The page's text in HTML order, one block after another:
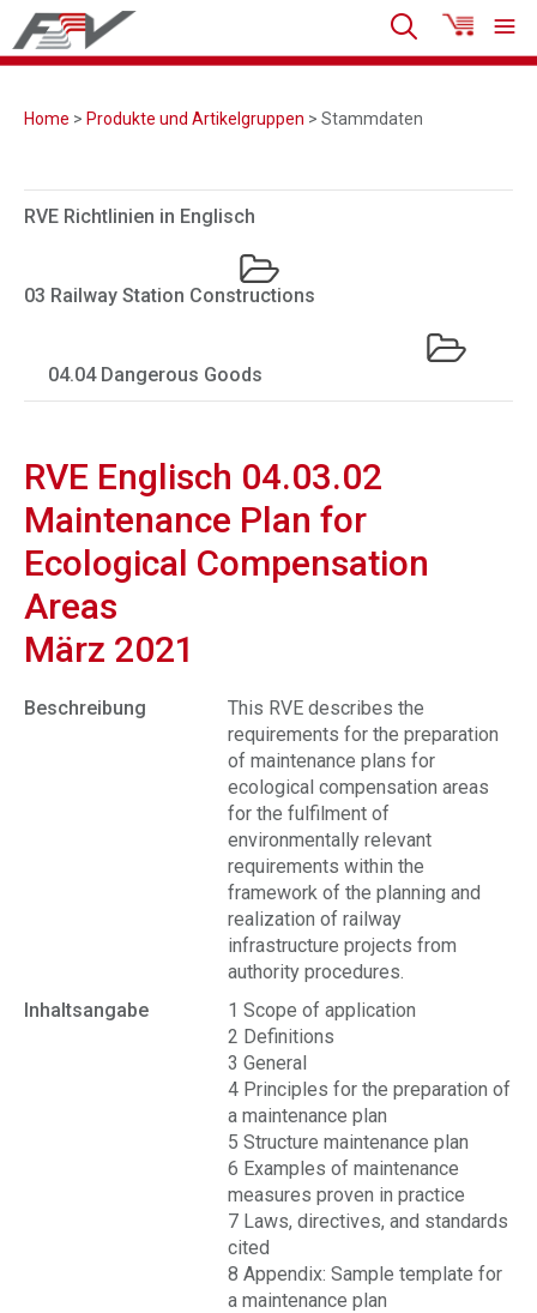
Home > Produkte und Artikelgruppen > Stammdaten
RVE Richtlinien in Englisch
03 Railway Station Constructions
04.04 Dangerous Goods
RVE Englisch 04.03.02
Maintenance Plan for
Ecological Compensation
Areas
März 2021
Beschreibung
This RVE describes the
requirements for the preparation
of maintenance plans for
ecological compensation areas
for the fulfilment of
environmentally relevant
requirements within the
framework of the planning and
realization of railway
infrastructure projects from
authority procedures.
Inhaltsangabe
1 Scope of application
2 Definitions
3 General
4 Principles for the preparation of
a maintenance plan
5 Structure maintenance plan
6 Examples of maintenance
measures proven in practice
7 Laws, directives, and standards
cited
8 Appendix: Sample template for
a maintenance plan